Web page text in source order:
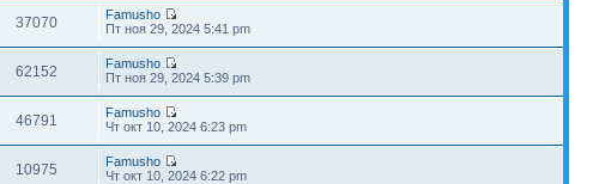
37070
Famusho
Пт ноя 29, 2024 5:41 pm
62152
Famusho
Пт ноя 29, 2024 5:39 pm
46791
Famusho
Чт окт 10, 2024 6:23 pm
10975
Famusho
Чт окт 10, 2024 6:22 pm